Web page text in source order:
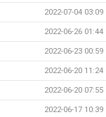
2022-07-04 03:09
2022-06-26 01:44
2022-06-23 00:59
2022-06-20 11:24
2022-06-20 07:55
2022-06-17 10:39